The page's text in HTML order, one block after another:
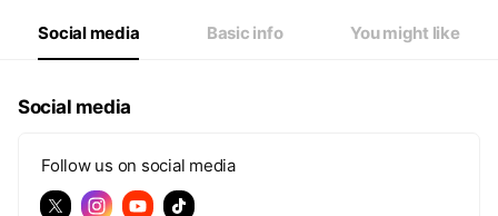
Social media Basic info You might like
Social media
Follow us on social media